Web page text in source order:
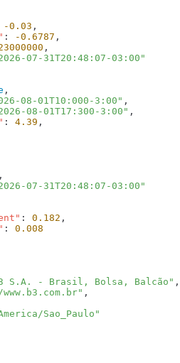
-0.03
: -0.6787
08-01T10:000-3:00"
08-01T17:300-3:00"
: 4.39
: 0.182
:
S.A. - Brasil, Bolsa, Balcão"